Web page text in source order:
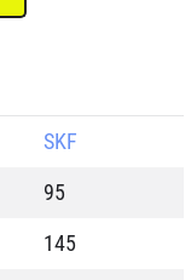
SKF
95
145